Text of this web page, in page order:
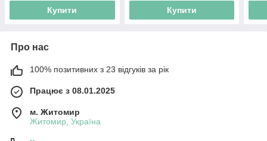
Купити Купити
Про нас
100% позитивних з 23 відгуків за рік
Працює з 08.01.2025
м. Житомир
Житомир, Україна